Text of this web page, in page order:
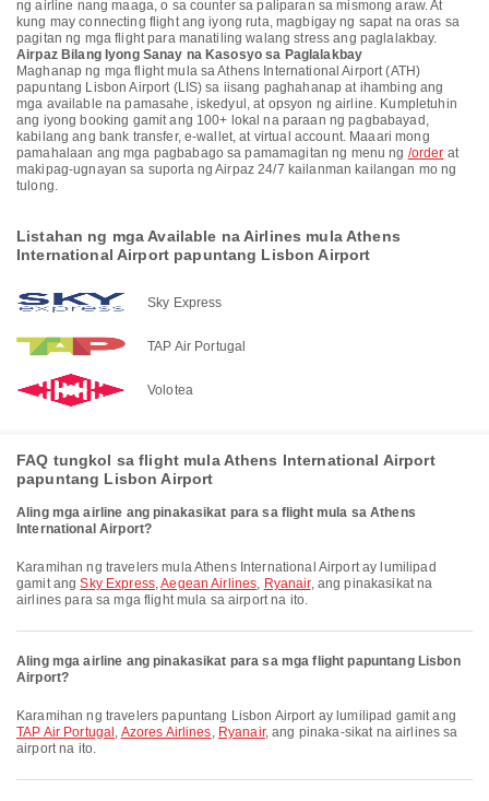
ng airline nang maaga, o sa counter sa paliparan sa mismong araw. At
kung may connecting flight ang iyong ruta, magbigay ng sapat na oras sa
pagitan ng mga flight para manatiling walang stress ang paglalakbay.
Airpaz Bilang Iyong Sanay na Kasosyo sa Paglalakbay
Maghanap ng mga flight mula sa Athens International Airport (ATH)
papuntang Lisbon Airport (LIS) sa iisang paghahanap at ihambing ang
mga available na pamasahe, iskedyul, at opsyon ng airline. Kumpletuhin
ang iyong booking gamit ang 100+ lokal na paraan ng pagbabayad,
kabilang ang bank transfer, e-wallet, at virtual account. Maaari mong
pamahalaan ang mga pagbabago sa pamamagitan ng menu ng /order at
makipag-ugnayan sa suporta ng Airpaz 24/7 kailanman kailangan mo ng
tulong.
Listahan ng mga Available na Airlines mula Athens
International Airport papuntang Lisbon Airport
Sky Express
TAP Air Portugal
Volotea
FAQ tungkol sa flight mula Athens International Airport
papuntang Lisbon Airport
Aling mga airline ang pinakasikat para sa flight mula sa Athens
International Airport?
Karamihan ng travelers mula Athens International Airport ay lumilipad
gamit angSky Express,Aegean Airlines, Ryanair, ang pinakasikat na
airlines para sa mga flight mula sa airport na ito.
Aling mga airline ang pinakasikat para sa mga flight papuntang Lisbon
Airport?
Karamihan ng travelers papuntang Lisbon Airport ay lumilipad gamit ang
TAP Air Portugal , Azores Airlines, Ryanair, ang pinaka-sikat na airlines sa
airport na ito.